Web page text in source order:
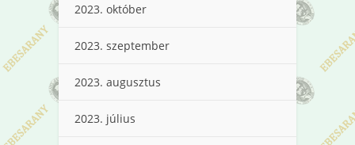
2023. október
2023. szeptember
2023. augusztus
2023. július